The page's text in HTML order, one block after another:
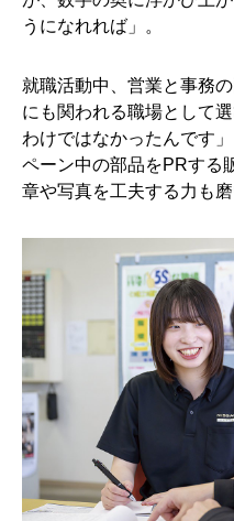
うになれれば」。
就職活動中、営業と事務
にも関われる職場として
わけではなかったんです
ペーン中の部品をPRする
章や写真を工夫する力も磨